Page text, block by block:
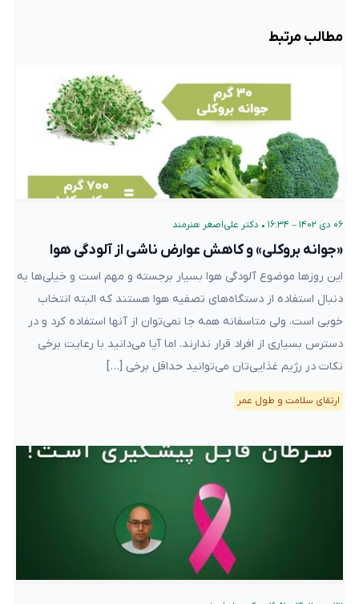
مطالب مرتبط
۰۶ دی ۱۴۰۲ – ۱۶:۳۴ • دکتر علی‌اصغر هنرمند
«جوانه بروکلی» و کاهش عوارض ناشی از آلودگی هوا
این روزها موضوع آلودگی هوا بسیار برجسته و مهم است و خیلی‌ها به
دنبال استفاده از دستگاه‌های تصفیه هوا هستند که البته انتخاب
خوبی است، ولی متاسفانه همه جا نمی‌توان از آنها استفاده کرد و در
دسترس بسیاری از افراد قرار ندارند. اما آیا می‌دانید با رعایت برخی
نکات در رژیم غذایی‌تان می‌توانید حداقل برخی […]
ارتقای سلامت و طول عمر